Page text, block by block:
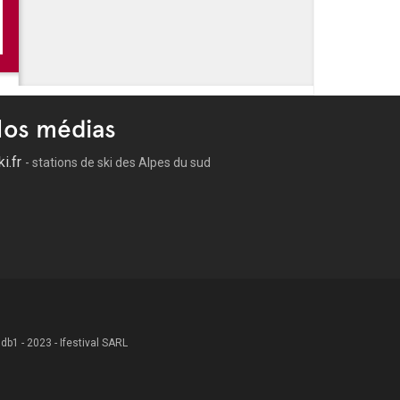
: Objectif Île !
médias
- stations de ski des Alpes du sud
- 2023 - Ifestival SARL